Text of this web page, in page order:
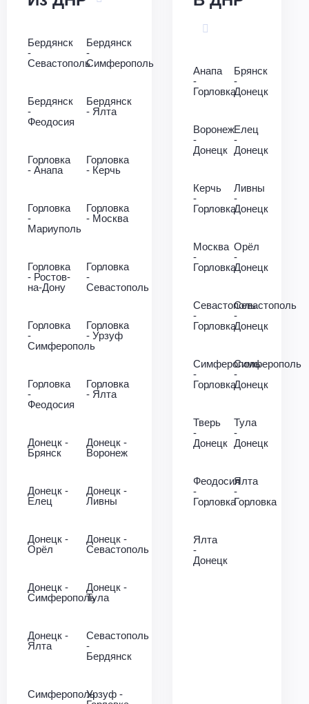
Бердянск
-
Севастополь
Бердянск
-
Симферополь
Бердянск
-
Феодосия
Бердянск
- Ялта
Горловка
- Анапа
Горловка
- Керчь
Горловка
-
Мариуполь
Горловка
- Москва
Горловка
- Ростов-
на-Дону
Горловка
-
Севастополь
Горловка
-
Симферополь
Горловка
- Урзуф
Горловка
-
Феодосия
Горловка
- Ялта
Донецк -
Брянск
Донецк -
Воронеж
Донецк -
Елец
Донецк -
Ливны
Донецк -
Орёл
Донецк -
Севастополь
Донецк -
Симферополь
Донецк -
Тула
Донецк -
Ялта
Севастополь
-
Бердянск
СимферопольУрзуф -
Анапа
-
Горловка
Брянск
-
Донецк
Воронеж
-
Донецк
Елец
-
Донецк
Керчь
-
Горловка
Ливны
-
Донецк
Москва
-
Горловка
Орёл
-
Донецк
Севастополь
-
Горловка
Севастополь
-
Донецк
Симферополь
-
Горловка
Симферополь
-
Донецк
Тверь
-
Донецк
Тула
-
Донецк
Феодосия
-
Горловка
Ялта
-
Горловка
Ялта
-
Донецк